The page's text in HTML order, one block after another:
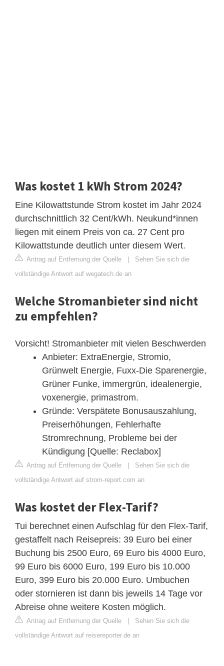
Was kostet 1 kWh Strom 2024?
Eine Kilowattstunde Strom kostet im Jahr 2024
durchschnittlich 32 Cent/kWh. Neukund*innen
liegen mit einem Preis von ca. 27 Cent pro
Kilowattstunde deutlich unter diesem Wert.
Antrag auf Entfernung der Quelle | Sehen Sie sich die
vollständige Antwort auf wegatech.de an
Welche Stromanbieter sind nicht
zu empfehlen?
Vorsicht! Stromanbieter mit vielen Beschwerden
Anbieter: ExtraEnergie, Stromio,
Grünwelt Energie, Fuxx-Die Sparenergie,
Grüner Funke, immergrün, idealenergie,
voxenergie, primastrom.
Gründe: Verspätete Bonusauszahlung,
Preiserhöhungen, Fehlerhafte
Stromrechnung, Probleme bei der
Kündigung [Quelle: Reclabox]
Antrag auf Entfernung der Quelle | Sehen Sie sich die
vollständige Antwort auf strom-report.com an
Was kostet der Flex-Tarif?
Tui berechnet einen Aufschlag für den Flex-Tarif,
gestaffelt nach Reisepreis: 39 Euro bei einer
Buchung bis 2500 Euro, 69 Euro bis 4000 Euro,
99 Euro bis 6000 Euro, 199 Euro bis 10.000
Euro, 399 Euro bis 20.000 Euro. Umbuchen
oder stornieren ist dann bis jeweils 14 Tage vor
Abreise ohne weitere Kosten möglich.
Antrag auf Entfernung der Quelle | Sehen Sie sich die
vollständige Antwort auf reisereporter.de an